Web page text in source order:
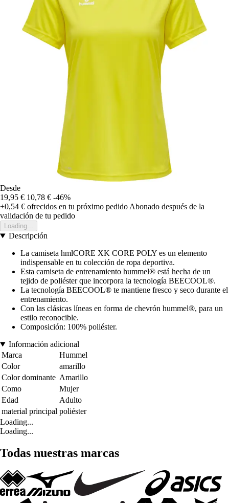
Desde
19,95 € 10,78 € -46%
+0,54 € ofrecidos en tu próximo pedido Abonado después de la
validación de tu pedido
Loading...
Descripción
La camiseta hmlCORE XK CORE POLY es un elemento
indispensable en tu colección de ropa deportiva.
Esta camiseta de entrenamiento hummel® está hecha de un
tejido de poliéster que incorpora la tecnología BEECOOL®.
La tecnología BEECOOL® te mantiene fresco y seco durante el
entrenamiento.
Con las clásicas líneas en forma de chevrón hummel®, para un
estilo reconocible.
Composición: 100% poliéster.
Información adicional
Marca
Hummel
Color
amarillo
Color dominante Amarillo
Como
Mujer
Edad
Adulto
material principal poliéster
Loading...
Loading...
Todas nuestras marcas